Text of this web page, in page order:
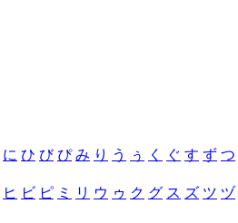
に ひ び ぴ み り う ぅ く ぐ す ず つ
ヒ ビ ピ ミ リ ウ ゥ ク グ ス ズ ツ ヅ